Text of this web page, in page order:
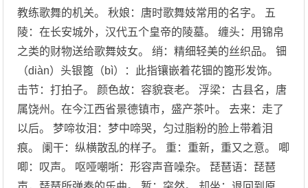
教练歌舞的机关。 秋娘：唐时歌舞妓常用的名字。 五
陵：在长安城外，汉代五个皇帝的陵墓。 缠头：用锦帛
之类的财物送给歌舞妓女。 绡：精细轻美的丝织品。 钿
（diàn）头银篦（bì）：此指镶嵌着花钿的篦形发饰。
击节：打拍子。 颜色故：容貌衰老。 浮梁：古县名，唐
属饶州。在今江西省景德镇市，盛产茶叶。 去来：走了
以后。 梦啼妆泪：梦中啼哭，匀过脂粉的脸上带着泪
痕。 阑干：纵横散乱的样子。 重：重新，重又之意。 唧
唧：叹声。 呕哑嘲哳：形容声音噪杂。 琵琶语：琵琶